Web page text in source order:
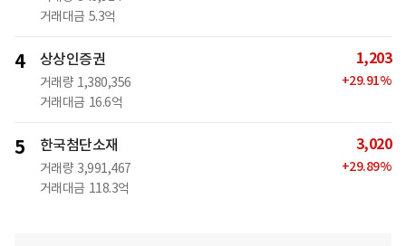
거래대금 5.3억
4 상상인증권
거래량 1,380,356
거래대금 16.6억
1,203
+29.91%
5 한국첨단소재
거래량 3,991,467
거래대금 118.3억
3,020
+29.89%